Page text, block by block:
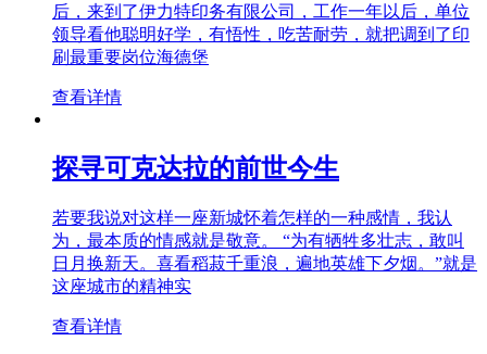
后，来到了伊力特印务有限公司，工作一年以后，单位
领导看他聪明好学，有悟性，吃苦耐劳，就把调到了印
刷最重要岗位海德堡
查看详情
探寻可克达拉的前世今生
若要我说对这样一座新城怀着怎样的一种感情，我认
为，最本质的情感就是敬意。 “为有牺牲多壮志，敢叫
日月换新天。喜看稻菽千重浪，遍地英雄下夕烟。”就是
这座城市的精神实
查看详情